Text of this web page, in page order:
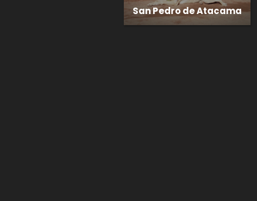
San Pedro de Atacama